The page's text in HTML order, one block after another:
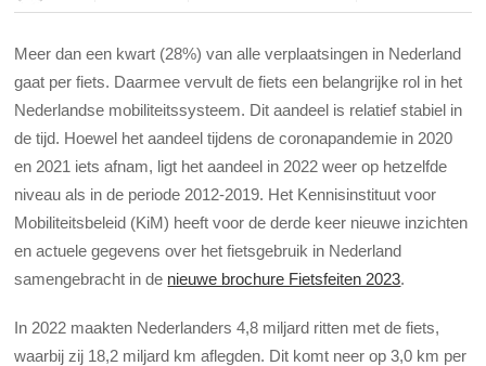
Meer dan een kwart (28%) van alle verplaatsingen in Nederland
gaat per fiets. Daarmee vervult de fiets een belangrijke rol in het
Nederlandse mobiliteitssysteem. Dit aandeel is relatief stabiel in
de tijd. Hoewel het aandeel tijdens de coronapandemie in 2020
en 2021 iets afnam, ligt het aandeel in 2022 weer op hetzelfde
niveau als in de periode 2012-2019. Het Kennisinstituut voor
Mobiliteitsbeleid (KiM) heeft voor de derde keer nieuwe inzichten
en actuele gegevens over het fietsgebruik in Nederland
samengebracht in de nieuwe brochure Fietsfeiten 2023.
In 2022 maakten Nederlanders 4,8 miljard ritten met de fiets,
waarbij zij 18,2 miljard km aflegden. Dit komt neer op 3,0 km per